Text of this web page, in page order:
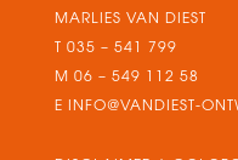
MARLIES VAN DIEST
T 035 – 541 799
M 06 – 549 112 58
E INFO@VANDIEST-